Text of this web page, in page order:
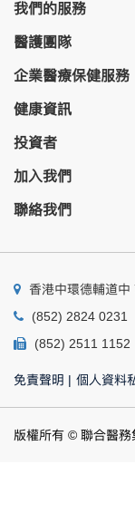
我們的服務
醫護團隊
企業醫療保健服務
健康資訊
投資者
加入我們
聯絡我們
香港中環德輔道
(852) 2824 0231
(852) 2511 1152
免責聲明 | 個人資料
版權所有 © 聯合醫